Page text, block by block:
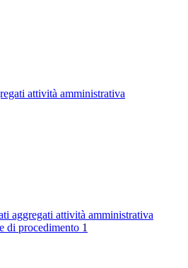
attività amministrativa
aggregati attività amministrativa
di procedimento 1